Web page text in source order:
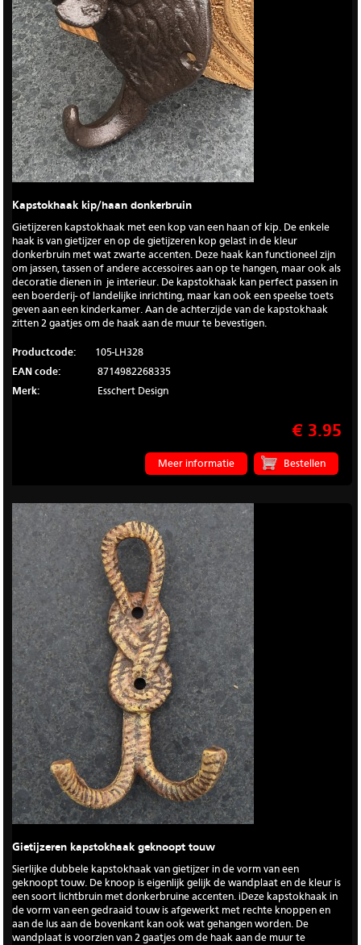
Kapstokhaak kip/haan donkerbruin
Gietijzeren kapstokhaak met een kop van een haan of kip. De enkele
haak is van gietijzer en op de gietijzeren kop gelast in de kleur
donkerbruin met wat zwarte accenten. Deze haak kan functioneel zijn
om jassen, tassen of andere accessoires aan op te hangen, maar ook als
decoratie dienen in je interieur. De kapstokhaak kan perfect passen in
een boerderij- of landelijke inrichting, maar kan ook een speelse toets
geven aan een kinderkamer. Aan de achterzijde van de kapstokhaak
zitten 2 gaatjes om de haak aan de muur te bevestigen.
Productcode:
105-LH328
EAN code:
8714982268335
Merk:
Esschert Design
€ 3.95
Meer informatie
Gietijzeren kapstokhaak geknoopt touw
Sierlijke dubbele kapstokhaak van gietijzer in de vorm van een
geknoopt touw. De knoop is eigenlijk gelijk de wandplaat en de kleur is
een soort lichtbruin met donkerbruine accenten. iDeze kapstokhaak in
de vorm van een gedraaid touw is afgewerkt met rechte knoppen en
aan de lus aan de bovenkant kan ook wat gehangen worden. De
wandplaat is voorzien van 2 gaatjes om de haak aan de muur te